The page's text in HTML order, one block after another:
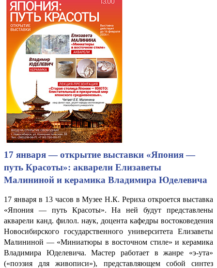
17 января — открытие выставки «Япония —
путь Красоты»: акварели Елизаветы
Малининой и керамика Владимира Юделевича
17 января в 13 часов в Музее Н.К. Рериха откроется выставка
«Япония — путь Красоты». На ней будут представлены
акварели канд. филол. наук, доцента кафедры востоковедения
Новосибирского государственного университета Елизаветы
Малининой — «Миниатюры в восточном стиле» и керамика
Владимира Юделевича. Мастер работает в жанре «э-ута»
(«поэзия для живописи»), представляющем собой синтез